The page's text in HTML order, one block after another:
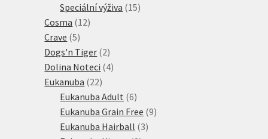
Speciální výživa 1515
Cosma 1212
Crave 55
produktů
Dogs'n Tiger 22
produkty
Dolina Noteci 44
Eukanuba 2222
produktů
Eukanuba Adult 66
produktů
Eukanuba Grain Free 99
Eukanuba Hairball 33